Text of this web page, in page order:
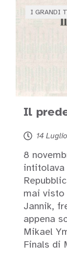
I GRANDI
Il
14
8
intitolava
mai
Jannik,
appena
Mikael
Finals di